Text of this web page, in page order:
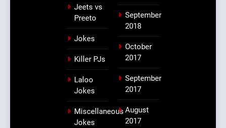
Jeets vs
Preeto
Jokes
Killer PJs
Laloo
Jokes
Miscellaneous
Jokes
September
2018
October
2017
September
2017
August
2017